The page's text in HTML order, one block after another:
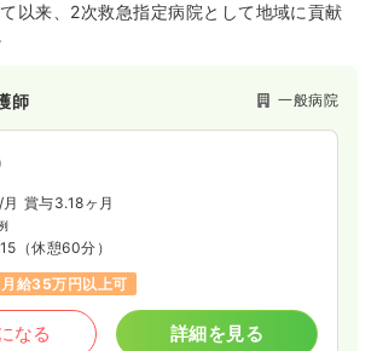
以来、2次救急指定病院として地域に貢献
師 一般病院
/月 賞与3.18ヶ月
（休憩60分）
月給35万円以上可
なる 詳細を見る